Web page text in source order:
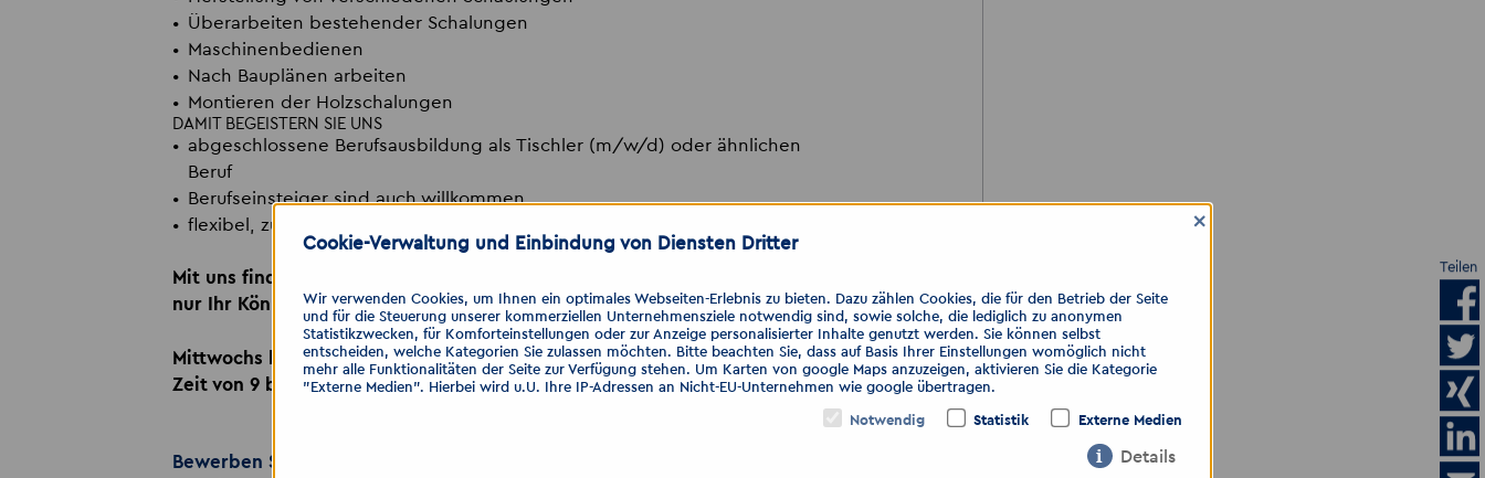
Überarbeiten bestehender Schalungen
Maschinenbedienen
Nach Bauplänen arbeiten
Montieren der Holzschalungen
DAMIT BEGEISTERN SIE UNS
abgeschlossene Berufsausbildung als Tischler (m/w/d) oder ähnlichen
Beruf
Berufseinsteiger sind auch willkommen
flexibel, zuverlässig und engagiert
Mit uns finden Sie Ihren neuen Job ohne viel Papierkram. Wichtig ist uns
nur Ihr Können. Werden Sie ein Teil der Akzent-Familie!
Mittwochs haben wir für Bewerber einen „Tag der offenen Tür“ in der
Zeit von 9 bis 15 Uhr!
Bewerben Sie sich auch gern über ihren Lieblingsmessenger
Teilen
Cookie-Verwaltung und Einbindung von Diensten Dritter
×
Wir verwenden Cookies, um Ihnen ein optimales Webseiten-Erlebnis zu bieten. Dazu zählen Cookies, die für den Betrieb der Seite
und für die Steuerung unserer kommerziellen Unternehmensziele notwendig sind, sowie solche, die lediglich zu anonymen
Statistikzwecken, für Komforteinstellungen oder zur Anzeige personalisierter Inhalte genutzt werden. Sie können selbst
entscheiden, welche Kategorien Sie zulassen möchten. Bitte beachten Sie, dass auf Basis Ihrer Einstellungen womöglich nicht
mehr alle Funktionalitäten der Seite zur Verfügung stehen. Um Karten von google Maps anzuzeigen, aktivieren Sie die Kategorie
"Externe Medien". Hierbei wird u.U. Ihre IP-Adressen an Nicht-EU-Unternehmen wie google übertragen.
Notwendig Statistik Externe Medien
Details